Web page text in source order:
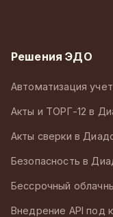
Решения ЭДО
Автоматизация
Акты и ТОРГ-12 в
Акты сверки в
Безопасность в
Бессрочный
Внедрение API под